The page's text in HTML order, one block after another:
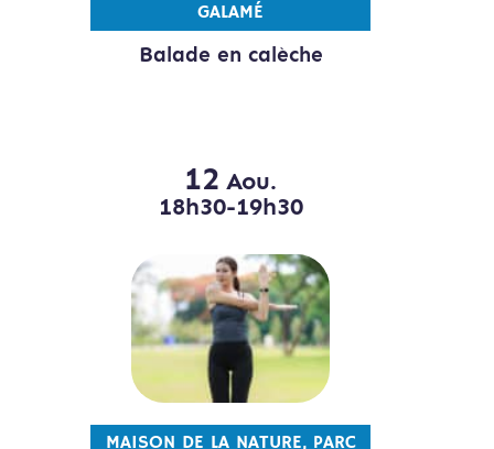
GALAMÉ
Balade en calèche
12 Aou.
18h30-19h30
MAISON DE LA NATURE, PARC